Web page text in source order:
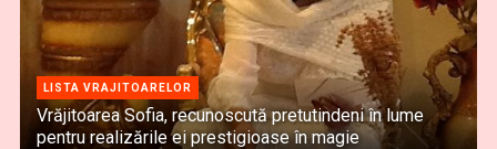
LISTA VRAJITOARELOR
Vrăjitoarea Sofia, recunoscută pretutindeni în lume
pentru realizările ei prestigioase în magie